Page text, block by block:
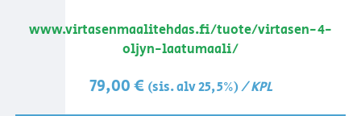
www.virtasenmaalitehdas.fi/tuote/virtasen-4-
oljyn-laatumaali/
79,00€ (sis. alv 25,5%)/ KPL